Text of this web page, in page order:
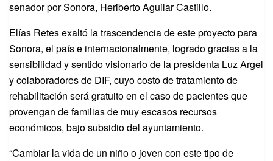
senador por Sonora, Heriberto Aguilar Castillo.
Elías Retes exaltó la trascendencia de este proyecto para
Sonora, el país e internacionalmente, logrado gracias a la
sensibilidad y sentido visionario de la presidenta Luz Argel
y colaboradores de DIF, cuyo costo de tratamiento de
rehabilitación será gratuito en el caso de pacientes que
provengan de familias de muy escasos recursos
económicos, bajo subsidio del ayuntamiento.
“Cambiar la vida de un niño o joven con este tipo de